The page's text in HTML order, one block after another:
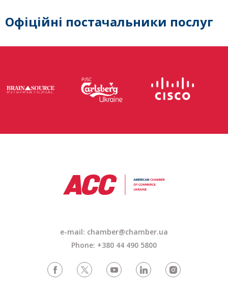
Офіційні постачальники послуг
e-mail: chamber@chamber.ua
Phone: +380 44 490 5800